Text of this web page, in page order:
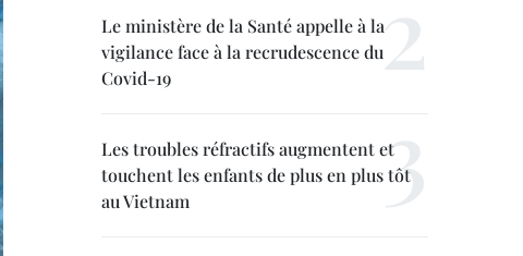
Le ministère de la Santé appelle à la
vigilance face à la recrudescence du
Covid-19
Les troubles réfractifs augmentent et
touchent les enfants de plus en plus tôt
au Vietnam